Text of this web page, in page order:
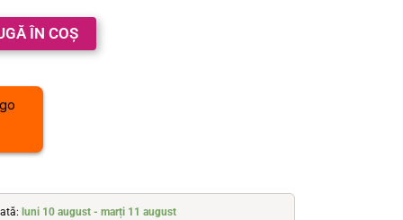
ÎN COȘ
luni 10 august - marți 11 august